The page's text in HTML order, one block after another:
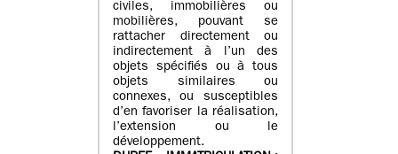
civiles, immobilières ou
mobilières, pouvant se
rattacher directement ou
indirectement à l’un des
objets spécifiés ou à tous
objets similaires ou
connexes, ou susceptibles
d’en favoriser la réalisation,
l’extension ou le
développement.